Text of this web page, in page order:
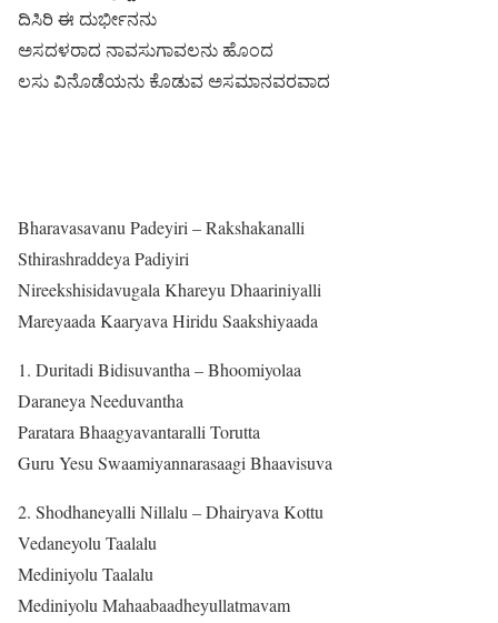
ದಿಸಿರಿ ಈ ದುರ್ಭೀನನು
ಅಸದಳರಾದ ನಾವಸುಗಾವಲನು ಹೊಂದ
ಲಸು ವಿನೊಡೆಯನು ಕೊಡುವ ಅಸಮಾನವರವಾದ
Bharavasavanu Padeyiri – Rakshakanalli
Sthirashraddeya Padiyiri
Nireekshisidavugala Khareyu Dhaariniyalli
Mareyaada Kaaryava Hiridu Saakshiyaada
1. Duritadi Bidisuvantha – Bhoomiyolaa
Daraneya Needuvantha
Paratara Bhaagyavantaralli Torutta
Guru Yesu Swaamiyannarasaagi Bhaavisuva
2. Shodhaneyalli Nillalu – Dhairyava Kottu
Vedaneyolu Taalalu
Mediniyolu Taalalu
Mediniyolu Mahaabaadheyullatmavam